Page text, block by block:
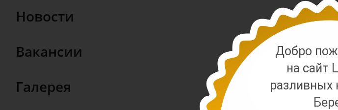
Новости
Вакансии
Галерея
Добро
на сайт
разливных